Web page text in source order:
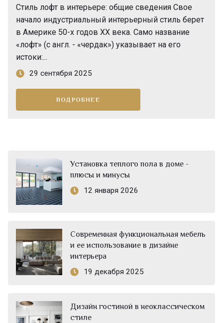
Минимализм, возникший в девятнадцатом
столетии, превратился в одно из наиболее
влиятельных и практичных направлений в
оформлении помещений, дарящее им особую
атмосферу уюта и строгости. Его...
8 октября 2025
Стиль лофт в интерьере: общие сведения Свое
начало индустриальный интерьерный стиль берет
в Америке 50-х годов XX века. Само название
«лофт» (с англ. - «чердак») указывает на его
истоки:...
29 сентября 2025
ПОДРОБНЕЕ
помпезному классицизму, доминировавшему в
городской архитектуре. Уставшие от столичной
суеты горожане стремились...
2 октября 2025
Стиль арт-деко, объединивший в себе прошлое и
будущее, родился после Первой мировой войны,
символизируя отказ от мрачной жизни и лишений.
Свое название направление получило в 1925 году
на...
23 октября 2025
ПОДРОБНЕЕ
Установка теплого пола в доме -
плюсы и минусы
12 января 2026
Современная функциональная мебель
и ее использование в дизайне
интерьера
19 декабря 2025
Дизайн гостиной в неоклассическом
стиле